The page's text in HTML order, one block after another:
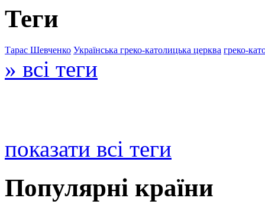
Теги
Тарас Шевченко Українська греко-католицька церква греко-
» всі теги
показати всі теги
Популярні країни